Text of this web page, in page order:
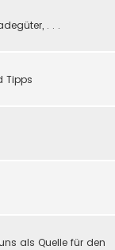
. . .
Tipps
als Quelle für den